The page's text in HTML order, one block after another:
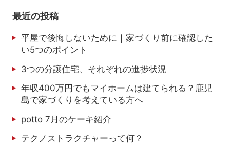
最近の投稿
平屋で後悔しないために｜家づくり前に確認した
い5つのポイント
3つの分譲住宅、それぞれの進捗状況
年収400万円でもマイホームは建てられる？鹿児
島で家づくりを考えている方へ
potto 7月のケーキ紹介
テクノストラクチャーって何？